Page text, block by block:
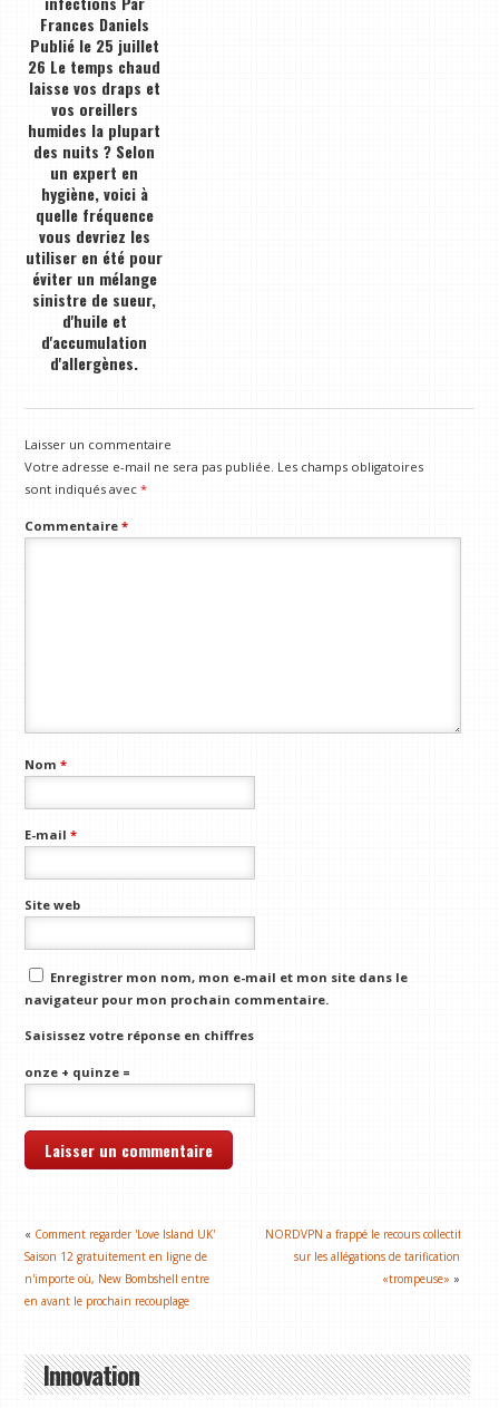
Frances Daniels
Publié le 25 juillet
26 Le temps chaud
laisse vos draps et
vos oreillers
humides la plupart
des nuits ? Selon
un expert en
hygiène, voici à
quelle fréquence
vous devriez les
utiliser en été pour
éviter un mélange
sinistre de sueur,
d'huile et
d'accumulation
d'allergènes.
Laisser un commentaire
Votre adresse e-mail ne sera pas publiée. Les champs obligatoires
sont indiqués avec*
Commentaire*
Nom*
E-mail*
Site web
Enregistrer mon nom, mon e-mail et mon site dans le
navigateur pour mon prochain commentaire.
Saisissez votre réponse en chiffres
onze + quinze =
« Comment regarder 'Love Island UK'
Saison 12 gratuitement en ligne de
n'importe où, New Bombshell entre
en avant le prochain recouplage
NORDVPN a frappé le recours collectif
sur les allégations de tarification
«trompeuse» »
Innovation